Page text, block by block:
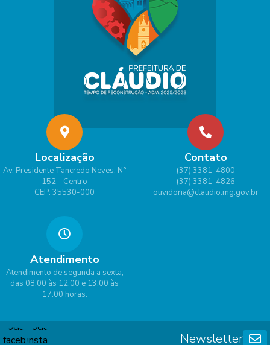
Localização
Av. Presidente Tancredo Neves, N°
152 - Centro
CEP: 35530-000
Contato
(37) 3381-4800
(37) 3381-4826
ouvidoria@claudio.mg.gov.br
Atendimento
Atendimento de segunda a sexta,
das 08:00 às 12:00 e 13:00 às
17:00 horas.
Newsletter